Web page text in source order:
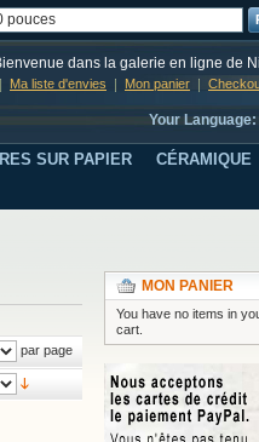
dans la galerie en ligne de
Ma liste d'envies Mon panier
Your Language:
SUR PAPIER CÉRAMIQUE
par page
MON PANIER
You have no items in
cart.